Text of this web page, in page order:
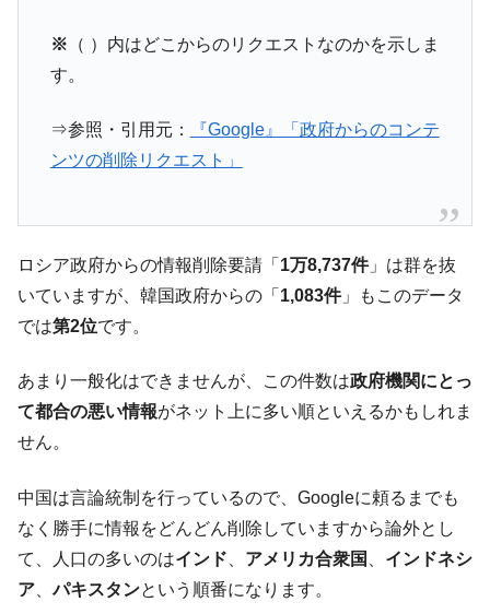
『Money1』
韓国『国民年金公団』株価暴落で200兆蒸
発。
ャンペーン」⇒ あの名物教授も登場！
『Money1』
韓国「橋が落ちました」⇒ 耐久性「なさす
『Money1』
韓国鉄鋼最大手『POSCO』ズブズブ沈む。
営業利益80.2％も減少
『Money1』
米国下院「韓国の公務員個人をターゲット
にぶん殴る法案」提出！⇒ クーパン問題は合衆国企業に対
する差別。許してはおかぬ
『Money1』
韓国ボンクラ政策室長･金容範、株価暴落に
他人事のような発言。
『Money1』
『Money1』
韓国･加徳島新国際空港「またも暗礁」の危
機 ⇒ 10.7兆では損が出るからできない。
『Money1』
【速報】韓国株式市場の暴落・本日07月29
日(水)もサイドカー・サーキットブレイカーの二段コンボ
発動！
※ （ ）内はどこからのリクエストなのかを示しま
す。
⇒参照・引用元：
『Google』「政府からのコンテ
ンツの削除リクエスト」
ロシア政府からの情報削除要請「 1万8,737件」は群を抜
いていますが、韓国政府からの「 1,083件」もこのデータ
では第2位です。
あまり一般化はできませんが、この件数は政府機関にとっ
て都合の悪い情報がネット上に多い順といえるかもしれま
せん。
中国は言論統制を行っているので、Googleに頼るまでも
なく勝手に情報をどんどん削除していますから論外とし
て、人口の多いのはインド アメリカ合衆国
インドネシ
ア 、パキスタンという順番になります。